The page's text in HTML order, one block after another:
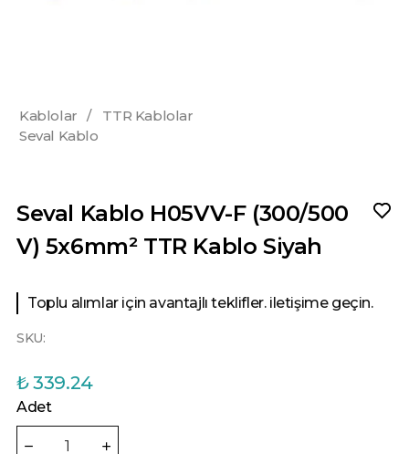
Kablolar /
TTR Kablolar
Seval Kablo
Seval Kablo H05VV-F (300/500
V) 5x6mm² TTR Kablo Siyah
Toplu alımlar için avantajlı teklifler. iletişime geçin.
SKU:
₺ 339.24
Adet